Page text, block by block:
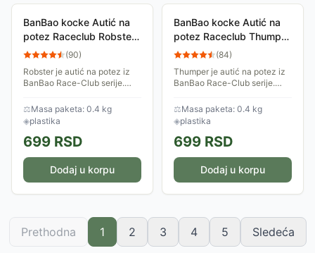
BanBao kocke Autić na
potez Raceclub Robster
8627-4
(90)
Robster je autić na potez iz
BanBao Race-Club serije.
svoje protivnike iza sebe! Set
sadrži 23 dela.
⚖Masa paketa: 0.4 kg
◈plastika
699 RSD
Dodaj u korpu
BanBao kocke Autić na
potez Raceclub Thumper
8627-3
(84)
Thumper je autić na potez iz
BanBao Race-Club serije.
svoje protivnike iza sebe! Set
sadrži 23 dela.
⚖Masa paketa: 0.4 kg
◈plastika
699 RSD
Dodaj u korpu
Prethodna 1 2 3 4 5 Sledeća